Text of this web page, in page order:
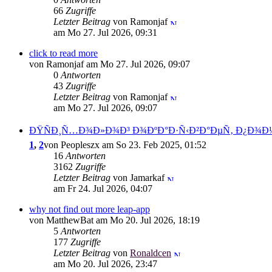
66 Zugriffe
Letzter Beitrag von Ramonjaf
am Mo 27. Jul 2026, 09:31
click to read more
von Ramonjaf am Mo 27. Jul 2026, 09:07
0 Antworten
43 Zugriffe
Letzter Beitrag von Ramonjaf
am Mo 27. Jul 2026, 09:07
ÐŸÑÐ¸Ñ…Ð¾Ð»Ð¾Ð³ Ð¾ÐºÐ°Ð·Ñ‹Ð²Ð°ÐµÑ‚
1, 2von Peopleszx am So 23. Feb 2025, 01:52
16 Antworten
3162 Zugriffe
Letzter Beitrag von Jamarkaf
am Fr 24. Jul 2026, 04:07
why not find out more leap-app
von MatthewBat am Mo 20. Jul 2026, 18:19
5 Antworten
177 Zugriffe
Letzter Beitrag von Ronaldcen
am Mo 20. Jul 2026, 23:47